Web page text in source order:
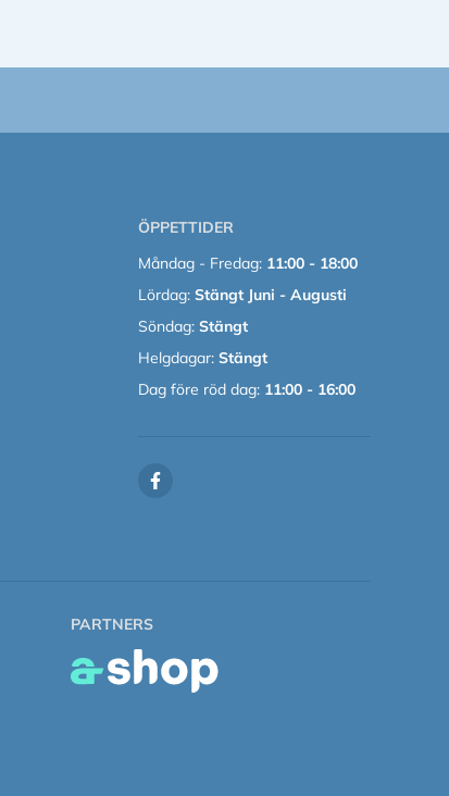
ÖPPETTIDER
Måndag - Fredag: 11:00 - 18:00
Lördag:Stängt Juni - Augusti
Söndag:Stängt
Helgdagar:Stängt
Dag före röd dag:11:00 - 16:00
PARTNERS